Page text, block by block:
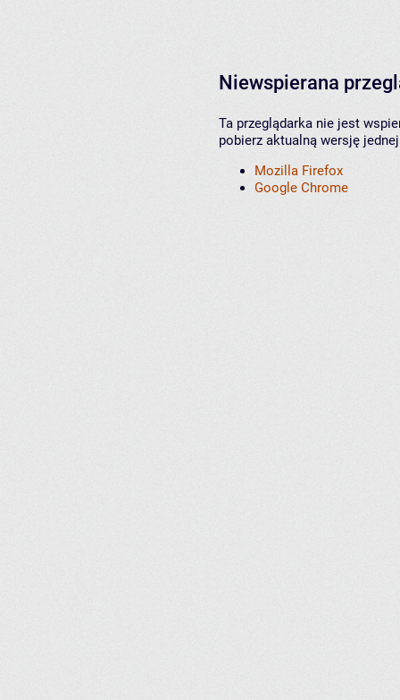
Niewspierana
Ta przeglądarka nie jest
pobierz aktualną wersję
Mozilla Firefox
Google Chrome